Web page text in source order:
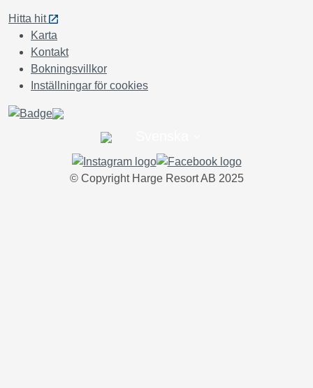
Hitta hit
Karta
Kontakt
Bokningsvillkor
Inställningar för cookies
© Copyright Harge Resort AB 2025